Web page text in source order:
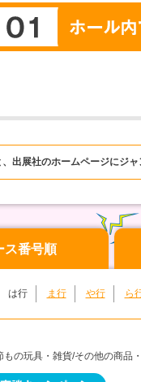
出展社のホームページにジャ
ス番号順
は行 ま行 や行 ら
もの玩具・雑貨/その他の商品